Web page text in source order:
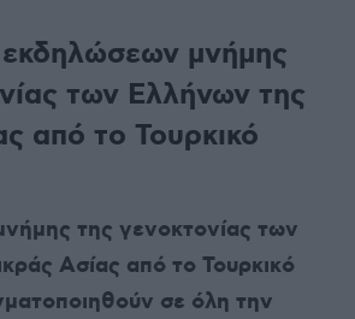
μνήμης
των Ελλήνων της
από το Τουρκικό
της γενοκτονίας των
Ασίας από το Τουρκικό
σε όλη την